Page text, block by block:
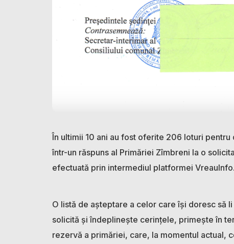
În ultimii 10 ani au fost oferite 206 loturi
într-un răspuns al Primăriei Zîmbreni la o
efectuată prin intermediul platformei
O listă de așteptare a celor care își doresc să
solicită și îndeplinește cerințele, primește în
rezervă a primăriei, care, la momentul actual,